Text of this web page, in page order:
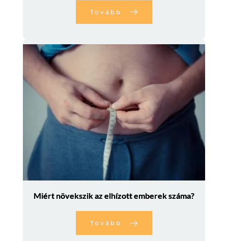
Tovább
Miért növekszik az elhízott emberek száma?
Tovább